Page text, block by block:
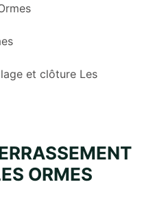
et clôture Les
ORMES